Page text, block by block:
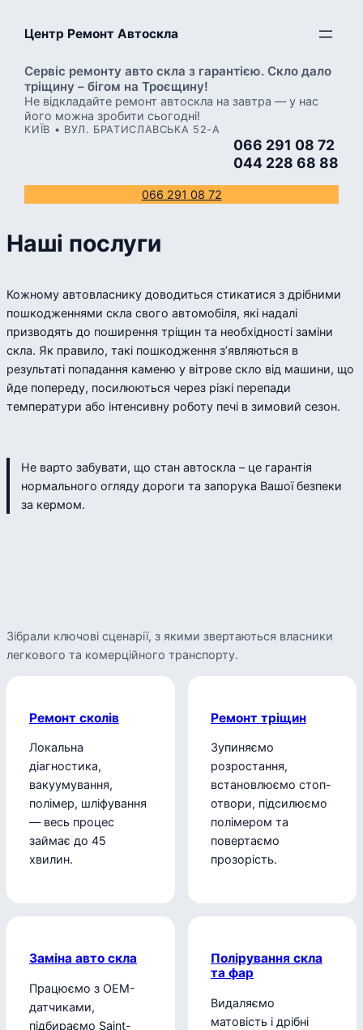
Центр Ремонт Автоскла
Сервіс ремонту авто скла з гарантією. Скло дало
тріщину – бігом на Троєщину!
Не відкладайте ремонт автоскла на завтра — у нас
його можна зробити сьогодні!
КИЇВ • ВУЛ. БРАТИСЛАВСЬКА 52-А
066 291 08 72
044 228 68 88
066 291 08 72
Наші послуги
Кожному автовласнику доводиться стикатися з дрібними
пошкодженнями скла свого автомобіля, які надалі
призводять до поширення тріщин та необхідності заміни
скла. Як правило, такі пошкодження з’являються в
результаті попадання каменю у вітрове скло від машини, що
йде попереду, посилюються через різкі перепади
температури або інтенсивну роботу печі в зимовий сезон.
Не варто забувати, що стан автоскла – це гарантія
нормального огляду дороги та запорука Вашої безпеки
за кермом.
Зібрали ключові сценарії, з якими звертаються власники
легкового та комерційного транспорту.
Ремонт сколів
Локальна
діагностика,
вакуумування,
полімер, шліфування
— весь процес
займає до 45
хвилин.
Ремонт тріщин
Зупиняємо
розростання,
встановлюємо стоп-
отвори, підсилюємо
полімером та
повертаємо
прозорість.
Заміна авто скла
Працюємо з OEM-
датчиками,
підбираємо Saint-
Полірування скла
та фар
Видаляємо
матовість і дрібні